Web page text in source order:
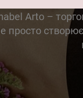
Arto –
просто